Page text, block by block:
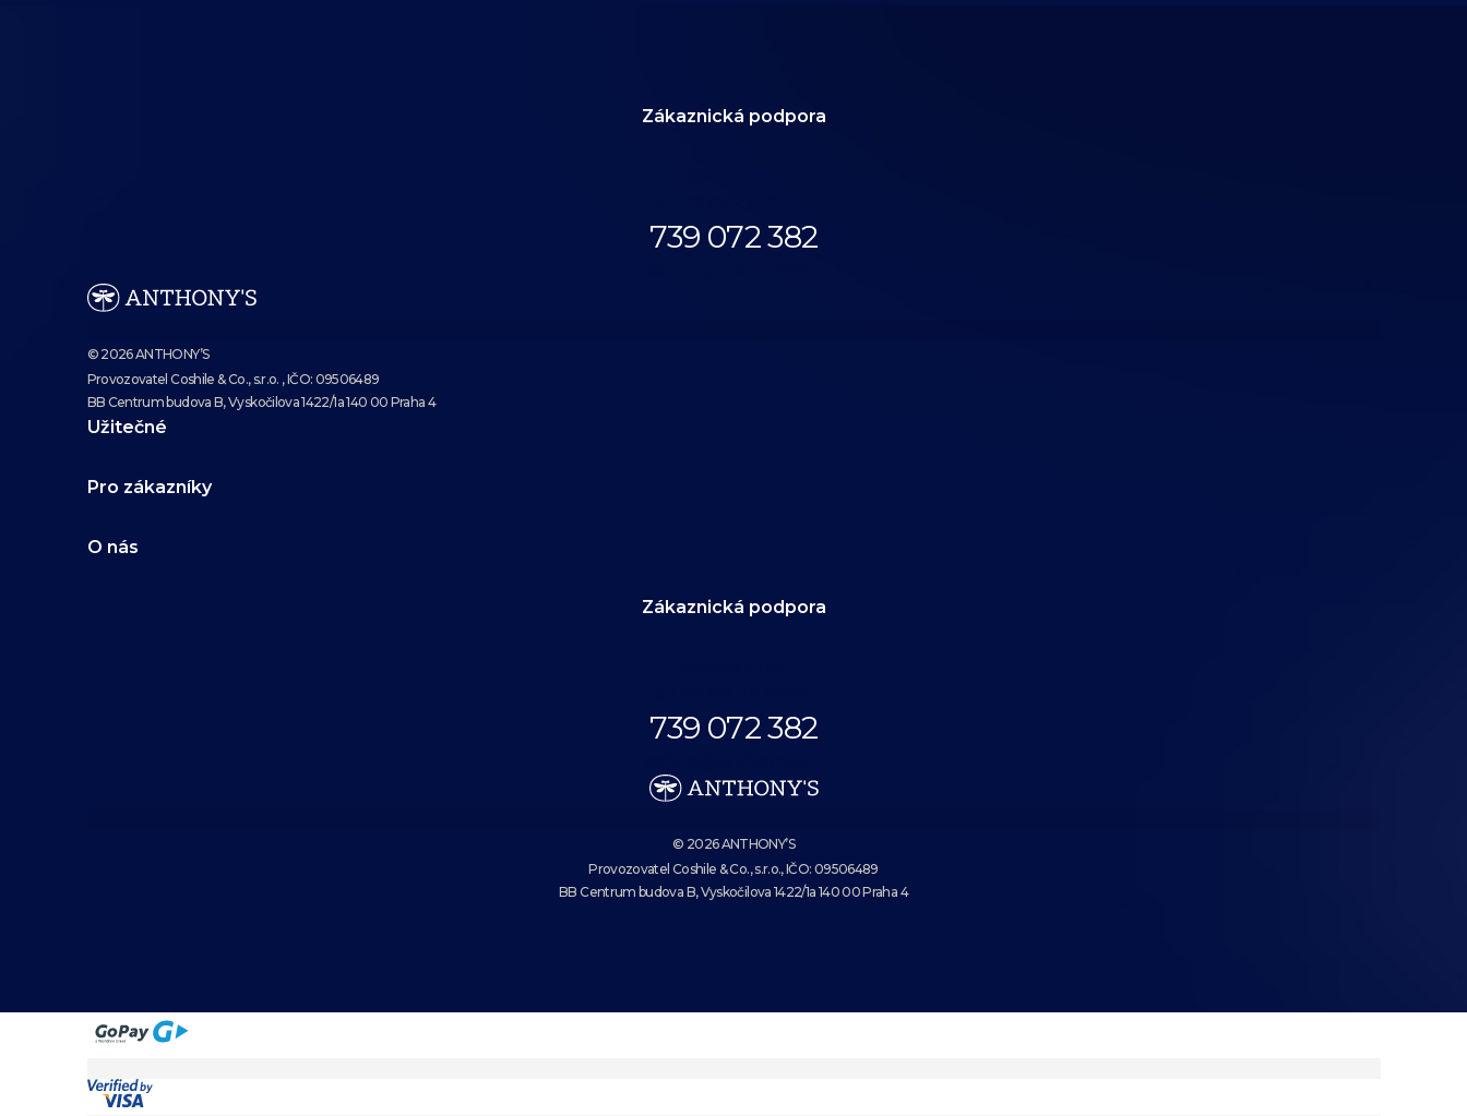
Zákaznická podpora
739 072 382
© 2026 ANTHONY’S
Provozovatel Coshile & Co., s.r.o. , IČO: 09506489
BB Centrum budova B, Vyskočilova 1422/1a 140 00 Praha 4
Užitečné
Pro zákazníky
O nás
Zákaznická podpora
739 072 382
© 2026 ANTHONY’S
Provozovatel Coshile & Co., s.r.o., IČO: 09506489
BB Centrum budova B, Vyskočilova 1422/1a 140 00 Praha 4